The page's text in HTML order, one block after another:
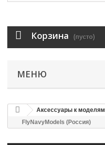
Корзина (пусто)
МЕНЮ
Аксессуары к моделям
FlyNavyModels (Россия)